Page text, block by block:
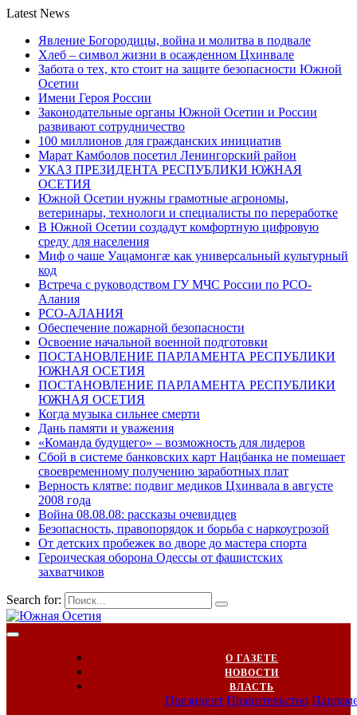
Latest News
Явление Богородицы, война и молитва в подвале
Хлеб – символ жизни в осажденном Цхинвале
Забота о тех, кто стоит на защите безопасности Южной
Осетии
Имени Героя России
Законодательные органы Южной Осетии и России
развивают сотрудничество
100 миллионов для гражданских инициатив
Марат Камболов посетил Ленингорский район
УКАЗ ПРЕЗИДЕНТА РЕСПУБЛИКИ ЮЖНАЯ
ОСЕТИЯ
Южной Осетии нужны грамотные агрономы,
ветеринары, технологи и специалисты по переработке
В Южной Осетии создадут комфортную цифровую
среду для населения
Миф о чаше Уацамонгæ как универсальный культурный
код
Встреча с руководством ГУ МЧС России по РСО-
Алания
РСО-АЛАНИЯ
Обеспечение пожарной безопасности
Освоение начальной военной подготовки
ПОСТАНОВЛЕНИЕ ПАРЛАМЕНТА РЕСПУБЛИКИ
ЮЖНАЯ ОСЕТИЯ
ПОСТАНОВЛЕНИЕ ПАРЛАМЕНТА РЕСПУБЛИКИ
ЮЖНАЯ ОСЕТИЯ
Когда музыка сильнее смерти
Дань памяти и уважения
«Команда будущего» – возможность для лидеров
Сбой в системе банковских карт Нацбанка не помешает
своевременному получению заработных плат
Верность клятве: подвиг медиков Цхинвала в августе
2008 года
Война 08.08.08: рассказы очевидцев
Безопасность, правопорядок и борьба с наркоугрозой
От детских пробежек во дворе до мастера спорта
Героическая оборона Одессы от фашистских
захватчиков
Search for:
О ГАЗЕТЕ
НОВОСТИ
ВЛАСТЬ
Президент Правительство